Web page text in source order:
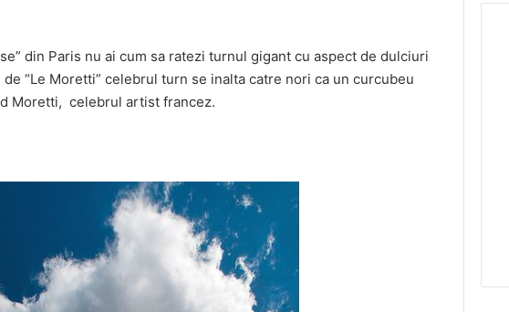
din Paris nu ai cum sa ratezi turnul gigant cu aspect de dulciuri
“Le Moretti” celebrul turn se inalta catre nori ca un curcubeu
Moretti, celebrul artist francez.